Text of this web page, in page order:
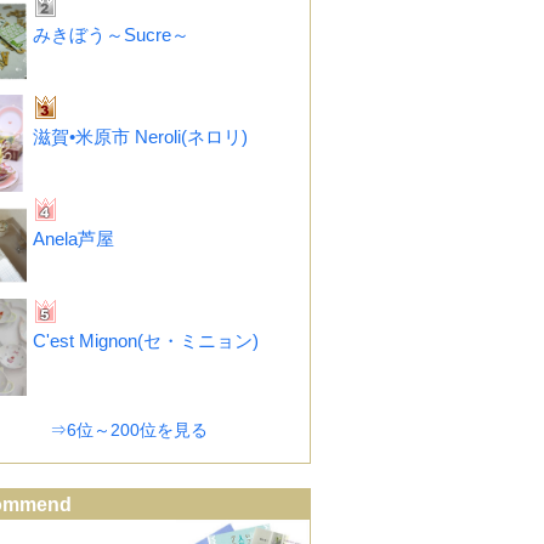
みきぼう～Sucre～
滋賀•米原市 Neroli(ネロリ)
Anela芦屋
C'est Mignon(セ・ミニョン)
⇒6位～200位を見る